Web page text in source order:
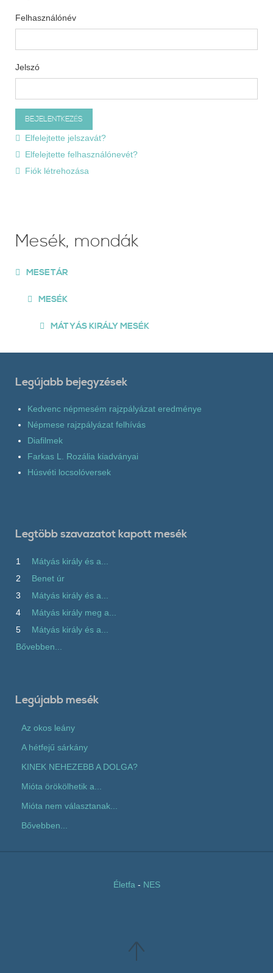
Felhasználónév
Jelszó
Elfelejtette jelszavát?
Elfelejtette felhasználónevét?
Fiók létrehozása
Mesék, mondák
MESETÁR
MESÉK
MÁTYÁS KIRÁLY MESÉK
Legújabb bejegyzések
Kedvenc népmesém rajzpályázat eredménye
Népmese rajzpályázat felhívás
Diafilmek
Farkas L. Rozália kiadványai
Húsvéti locsolóversek
Legtöbb szavazatot kapott mesék
1
Mátyás király és a...
2
Benet úr
3
Mátyás király és a...
4
Mátyás király meg a...
5
Mátyás király és a...
Bővebben...
Legújabb mesék
Az okos leány
A hétfejű sárkány
KINEK NEHEZEBB A DOLGA?
Mióta örökölhetik a...
Mióta nem választanak...
Bővebben...
Életfa - NES